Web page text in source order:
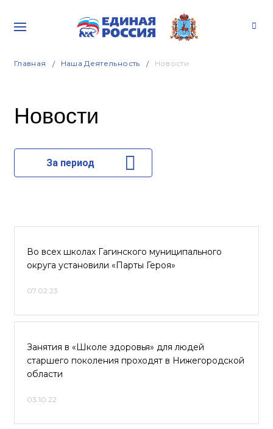
Главная Наша Деятельность Новости
Новости
За период
Во всех школах Гагинского муниципального
округа установили «Парты Героя»
07.02.23
Занятия в «Школе здоровья» для людей
старшего поколения проходят в Нижегородской
области
03.10.22